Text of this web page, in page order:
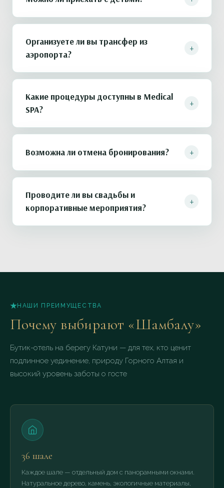
посещение бассейна и термальной зоны, Wi-Fi на
всей территории, парковка.
Да, «Шамбала» — семейный отель. Работает
детский клуб с анимацией и мастер-классами,
доступны семейные шале и дополнительные
кровати. Для детей до 5 лет — проживание
бесплатно.
Организуете ли вы трансфер из
аэропорта?
+
Да, мы организуем трансфер на премиальных
автомобилях из аэропорта Горно-Алтайск (25 мин)
и Барнаул (4 ч). Стоимость трансфера можно
включить в бронирование.
Какие процедуры доступны в Medical
SPA?
+
Пантотерапия, флоатинг, косметология на
аппаратах HELEO4™, DERMADROP TDA™ и
ENDOSPHERES, массажи, консультации врачей и
индивидуальные программы оздоровления от 3
Возможна ли отмена бронирования? +
Бесплатная отмена доступна за 14 дней до
заезда. При отмене в более поздние сроки
действуют условия выбранного тарифа —
подробности указаны в каждом тарифе при
бронировании.
Проводите ли вы свадьбы и
корпоративные мероприятия?
+
НАШИ ПРЕИМУЩЕСТВА
Почему выбирают «Шамбалу»
Бутик-отель на берегу Катуни — для тех, кто ценит
подлинное уединение, природу Горного Алтая и
высокий уровень заботы о госте
36 шале
Каждое шале — отдельный дом с панорамными окнами.
Натуральное дерево, камень, экологичные материалы,